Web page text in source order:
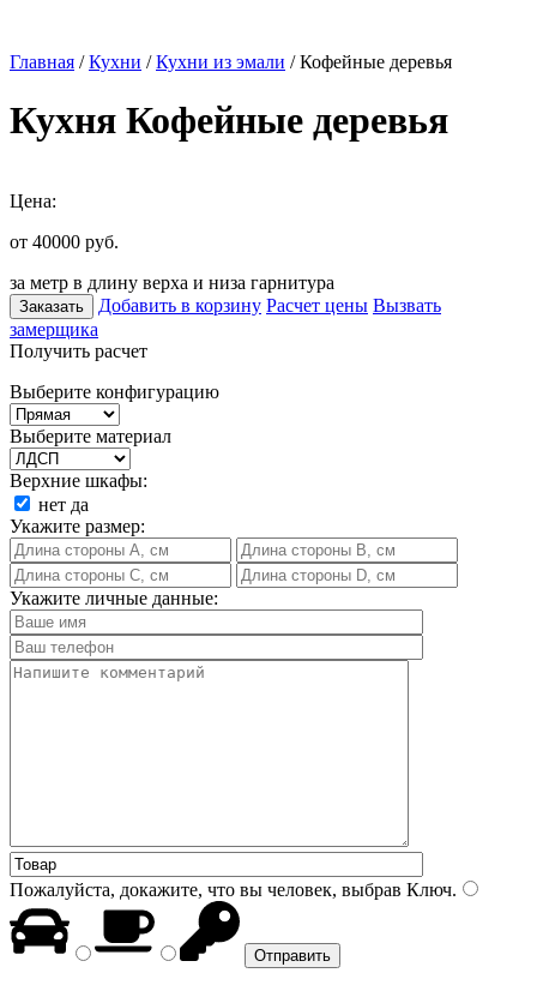
Главная /Кухни /Кухни из эмали / Кофейные деревья
Кухня Кофейные деревья
Цена:
от 40000 руб.
за метр в длину верха и низа гарнитура
Заказать Добавить в корзину Расчет цены Вызвать
замерщика
Получить расчет
Выберите конфигурацию
Выберите материал
Верхние шкафы:
нет да
Укажите размер:
Укажите личные данные:
Пожалуйста, докажите, что вы человек, выбрав Ключ.